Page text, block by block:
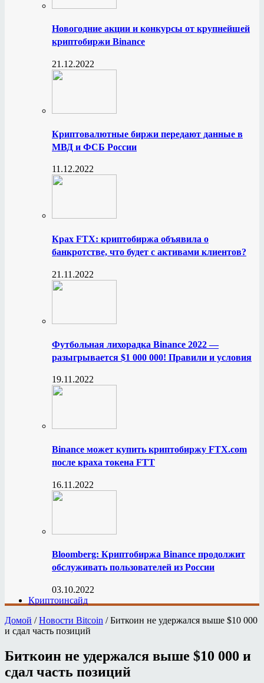
Новогодние акции и конкурсы от крупнейшей
криптобиржи Binance
21.12.2022
Криптовалютные биржи передают данные в
МВД и ФСБ России
11.12.2022
Крах FTX: криптобиржа объявила о
банкротстве, что будет с активами клиентов?
21.11.2022
Футбольная лихорадка Binance 2022 —
разыгрывается $1 000 000! Правили и условия
19.11.2022
Binance может купить криптобиржу FTX.com
после краха токена FTT
16.11.2022
Bloomberg: Криптобиржа Binance продолжит
обслуживать пользователей из России
03.10.2022
Криптоинсайд
Домой / Новости Bitcoin / Биткоин не удержался выше $10 000
и сдал часть позиций
Биткоин не удержался выше $10 000 и
сдал часть позиций